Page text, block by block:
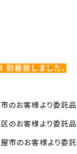
到着致しました。
のお客様より委託
のお客様より委託
市のお客様より委